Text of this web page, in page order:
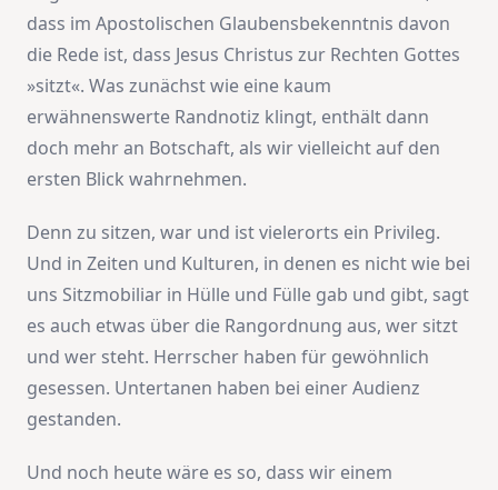
dass im Apostolischen Glaubensbekenntnis davon
die Rede ist, dass Jesus Christus zur Rechten Gottes
»sitzt«. Was zunächst wie eine kaum
erwähnenswerte Randnotiz klingt, enthält dann
doch mehr an Botschaft, als wir vielleicht auf den
ersten Blick wahrnehmen.
Denn zu sitzen, war und ist vielerorts ein Privileg.
Und in Zeiten und Kulturen, in denen es nicht wie bei
uns Sitzmobiliar in Hülle und Fülle gab und gibt, sagt
es auch etwas über die Rangordnung aus, wer sitzt
und wer steht. Herrscher haben für gewöhnlich
gesessen. Untertanen haben bei einer Audienz
gestanden.
Und noch heute wäre es so, dass wir einem